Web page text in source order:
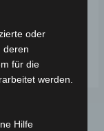
oder
deren
für die
werden.
Hilfe